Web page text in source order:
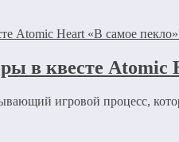
в квесте Atomic
игровой процесс,